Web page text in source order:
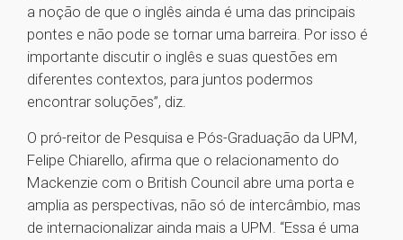
a noção de que o inglês ainda é uma das principais
pontes e não pode se tornar uma barreira. Por isso é
importante discutir o inglês e suas questões em
diferentes contextos, para juntos podermos
encontrar soluções”, diz.
O pró-reitor de Pesquisa e Pós-Graduação da UPM,
Felipe Chiarello, afirma que o relacionamento do
Mackenzie com o British Council abre uma porta e
amplia as perspectivas, não só de intercâmbio, mas
de internacionalizar ainda mais a UPM. “Essa é uma